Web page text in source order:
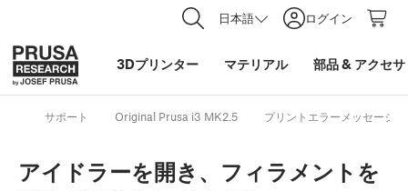
日本語 ログイン
3Dプリンター マテリアル 部品& アクセ
サポート Original Prusa i3 MK2.5 プリントエラーメッセージ
アイドラーを開き、フィラメントを